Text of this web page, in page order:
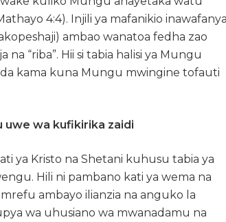
4:4). Injili ya mafanikio inawafanya
ambao wanatoa fedha zao
“riba”. Hii si tabia halisi ya Mungu
kama kuna Mungu mwingine tofauti
uwe wa kufikirika zaidi
ya Kristo na Shetani kuhusu tabia ya
Hili ni pambano kati ya wema na
ambayo ilianzia na anguko la
wa uhusiano wa mwanadamu na